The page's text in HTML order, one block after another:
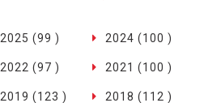
2025 (99 ) 2024 (100 )
2022 (97 ) 2021 (100 )
2019 (123 ) 2018 (112 )